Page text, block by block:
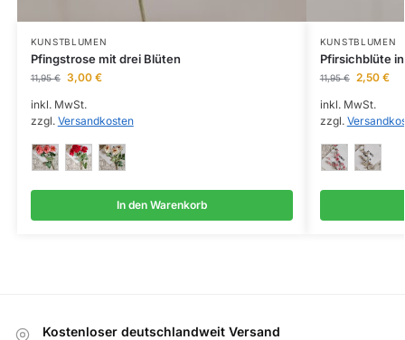
KUNSTBLUMEN
Pfingstrose mit drei Blüten
11,95€ 3,00 €
inkl. MwSt.
zzgl. Versandkosten
In den Warenkorb
KUNSTBLUMEN
Pfirsichblüte
11,95€ 2,50 €
inkl. MwSt.
zzgl.
Kostenloser deutschlandweit Versand